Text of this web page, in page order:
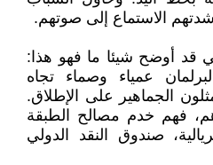
الاستماع إلى صوتهم.
قد أوضح شيئا ما فهو هذا:
عمياء وصماء تجاه
الجماهير على الإطلاق.
فهم خدم مصالح الطبقة
صندوق النقد الدولي